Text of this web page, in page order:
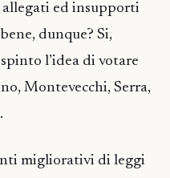
allegati ed insupporti
dunque? Si,
l’idea di votare
Montevecchi, Serra,
migliorativi di leggi